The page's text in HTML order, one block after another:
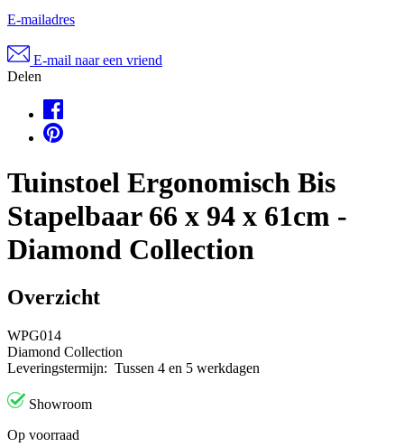
E-mailadres
E-mail naar een vriend
Delen
Tuinstoel Ergonomisch Bis
Stapelbaar 66 x 94 x 61cm -
Diamond Collection
Overzicht
WPG014
Diamond Collection
Leveringstermijn: Tussen 4 en 5 werkdagen
Showroom
Op voorraad